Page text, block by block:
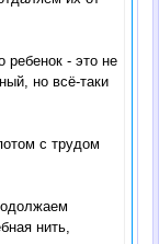
ребенок - это не
но всё-таки
с трудом
нить,